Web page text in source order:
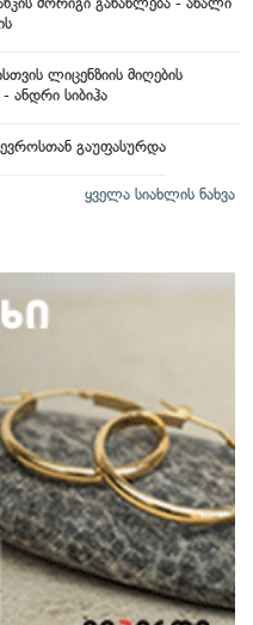
ლიცენზიის მიღების
ანდრი სიბიჰა
გაუფასურდა
ყველა სიახლის ნახვა